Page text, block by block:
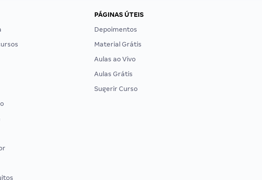
PÁGINAS ÚTEIS
Depoimentos
Material Grátis
Aulas ao Vivo
Aulas Grátis
Sugerir Curso